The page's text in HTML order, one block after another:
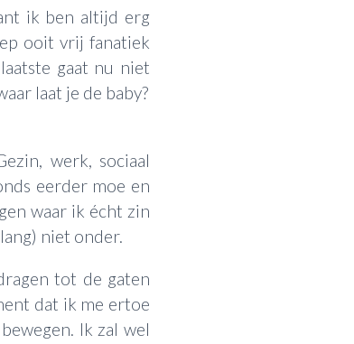
ik ben altijd erg
ooit vrij fanatiek
gaat nu niet
laat je de baby?
werk, sociaal
eerder moe en
waar ik écht zin
niet onder.
tot de gaten
dat ik me ertoe
Ik zal wel